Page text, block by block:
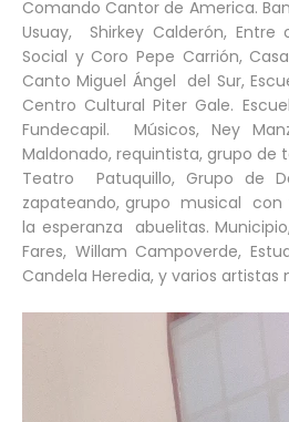
Comando Cantor de America.
Usuay, Shirkey Calderón,
Social y Coro Pepe Carrión,
Canto Miguel Ángel del Sur,
Centro Cultural Piter Gale.
Fundecapil. Músicos, Ney
Maldonado, requintista, grupo de
Teatro Patuquillo, Grupo de
zapateando, grupo musical con
la esperanza abuelitas.
Fares, Willam Campoverde,
Candela Heredia, y varios artistas